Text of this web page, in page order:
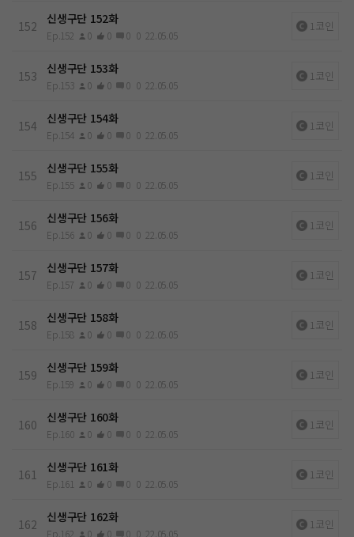
152 신생구단 152화
Ep.152 0 0 0 0 22.05.05
1코인
153 신생구단 153화
Ep.153 0 0 0 0 22.05.05
1코인
154 신생구단 154화
Ep.154 0 0 0 0 22.05.05
1코인
155 신생구단 155화
Ep.155 0 0 0 0 22.05.05
1코인
156 신생구단 156화
Ep.156 0 0 0 0 22.05.05
1코인
157 신생구단 157화
Ep.157 0 0 0 0 22.05.05
1코인
158 신생구단 158화
Ep.158 0 0 0 0 22.05.05
1코인
159 신생구단 159화
Ep.159 0 0 0 0 22.05.05
1코인
160 신생구단 160화
Ep.160 0 0 0 0 22.05.05
1코인
161 신생구단 161화
Ep.161 0 0 0 0 22.05.05
1코인
162 신생구단 162화
Ep.162 0 0 0 0 22.05.05
1코인